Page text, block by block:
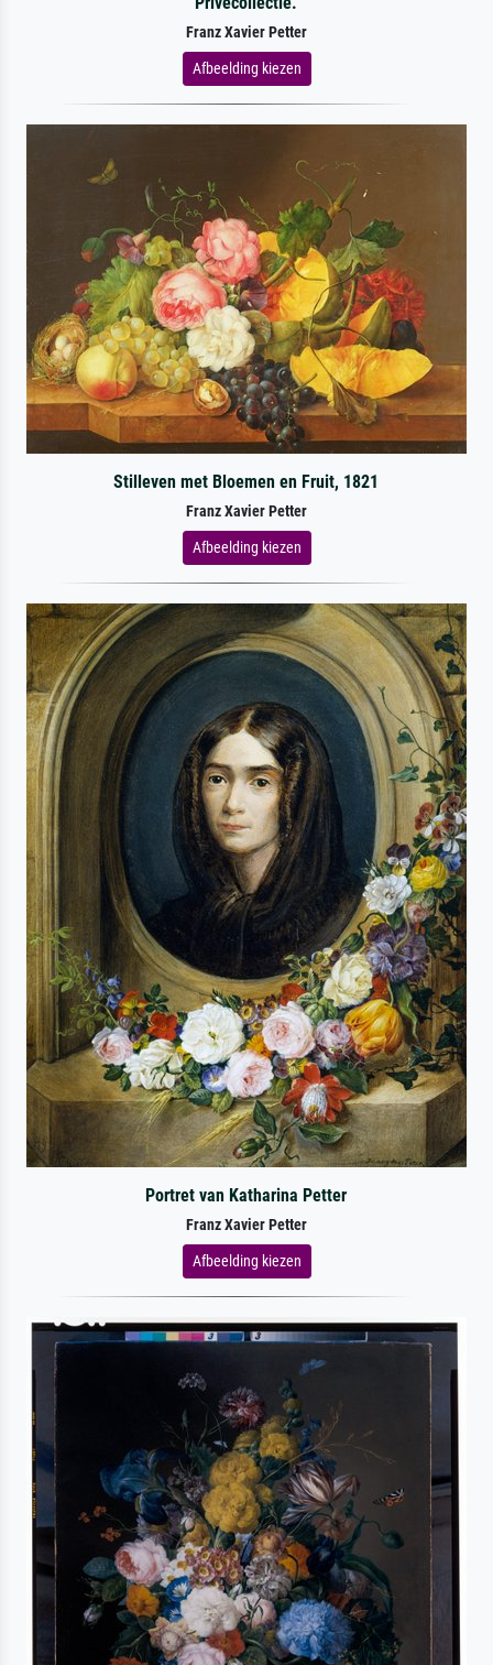
Franz Xavier Petter
Afbeelding kiezen
Stilleven met Bloemen en Fruit, 1821
Franz Xavier Petter
Afbeelding kiezen
Portret van Katharina Petter
Franz Xavier Petter
Afbeelding kiezen